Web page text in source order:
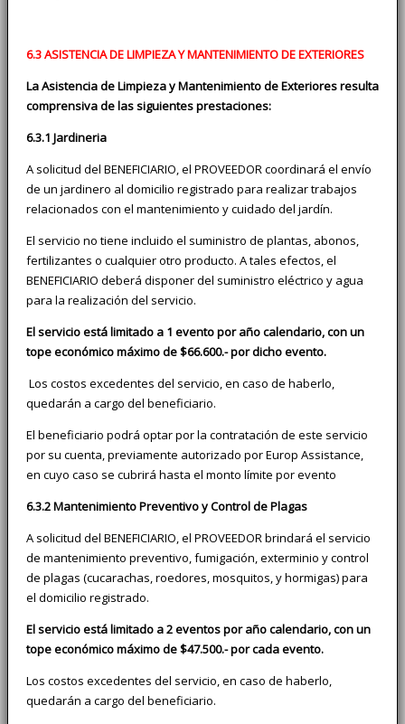
6.3 ASISTENCIA DE LIMPIEZA Y MANTENIMIENTO DE EXTERIORES
La Asistencia de Limpieza y Mantenimiento de Exteriores resulta
comprensiva de las siguientes prestaciones:
6.3.1 Jardineria
A solicitud del BENEFICIARIO, el PROVEEDOR coordinará el envío
de un jardinero al domicilio registrado para realizar trabajos
relacionados con el mantenimiento y cuidado del jardín.
El servicio no tiene incluido el suministro de plantas, abonos,
fertilizantes o cualquier otro producto. A tales efectos, el
BENEFICIARIO deberá disponer del suministro eléctrico y agua
para la realización del servicio.
El servicio está limitado a 1 evento por año calendario, con un
tope económico máximo de $66.600.- por dicho evento.
Los costos excedentes del servicio, en caso de haberlo,
quedarán a cargo del beneficiario.
El beneficiario podrá optar por la contratación de este servicio
por su cuenta, previamente autorizado por Europ Assistance,
en cuyo caso se cubrirá hasta el monto límite por evento
6.3.2 Mantenimiento Preventivo y Control de Plagas
A solicitud del BENEFICIARIO, el PROVEEDOR brindará el servicio
de mantenimiento preventivo, fumigación, exterminio y control
de plagas (cucarachas, roedores, mosquitos, y hormigas) para
el domicilio registrado.
El servicio está limitado a 2 eventos por año calendario, con un
tope económico máximo de $47.500.- por cada evento.
Los costos excedentes del servicio, en caso de haberlo,
quedarán a cargo del beneficiario.